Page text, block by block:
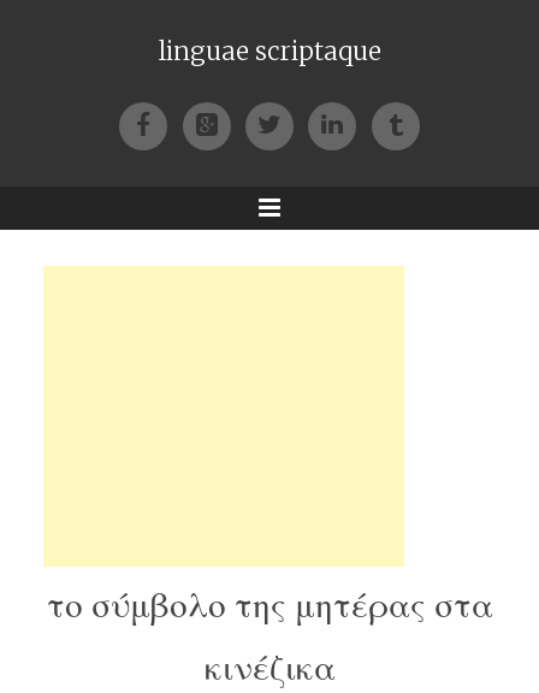
linguae scriptaque
FacebookGoogle+TwitterLinkedIn
Tumblr
Menu
το σύμβολο της μητέρας στα
κινέζικα